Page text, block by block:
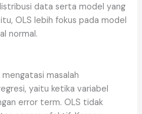
data serta model yang
OLS lebih fokus pada model
normal.
masalah
yaitu ketika variabel
error term. OLS tidak